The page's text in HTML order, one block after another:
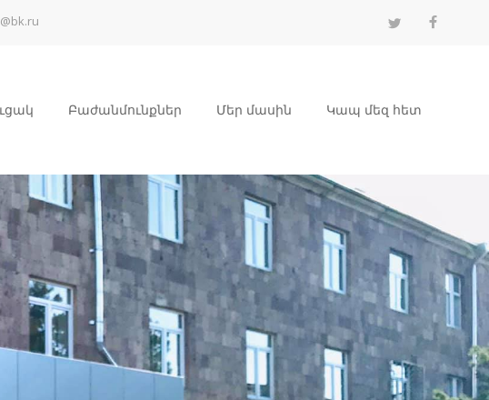
Բաժանմունքներ Մեր մասին Կապ մեզ հետ